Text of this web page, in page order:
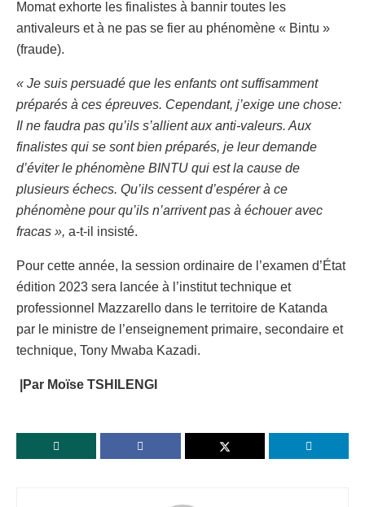
Momat exhorte les finalistes à bannir toutes les
antivaleurs et à ne pas se fier au phénomène « Bintu »
(fraude).
« Je suis persuadé que les enfants ont suffisamment
préparés à ces épreuves. Cependant, j’exige une chose:
Il ne faudra pas qu’ils s’allient aux anti-valeurs. Aux
finalistes qui se sont bien préparés, je leur demande
d’éviter le phénomène BINTU qui est la cause de
plusieurs échecs. Qu’ils cessent d’espérer à ce
phénomène pour qu’ils n’arrivent pas à échouer avec
fracas », a-t-il insisté.
Pour cette année, la session ordinaire de l’examen d’État
édition 2023 sera lancée à l’institut technique et
professionnel Mazzarello dans le territoire de Katanda
par le ministre de l’enseignement primaire, secondaire et
technique, Tony Mwaba Kazadi.
|Par Moïse TSHILENGI